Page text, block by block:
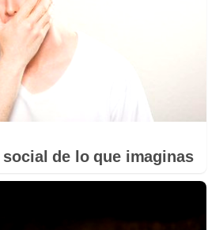
de lo que imaginas